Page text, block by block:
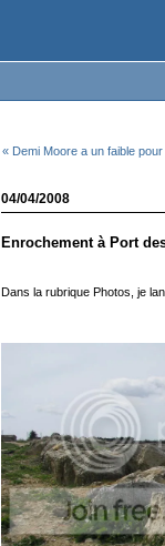
« Demi Moore a un faible
04/04/2008
Enrochement à Port
Dans la rubrique Photos, je